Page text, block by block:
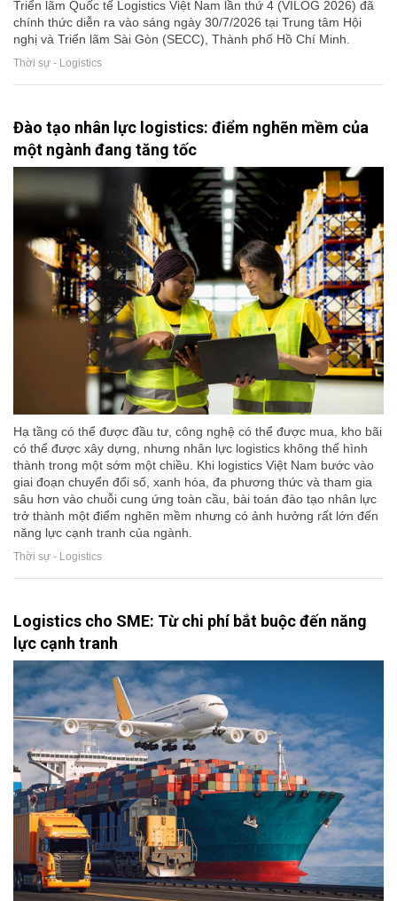
Triển lãm Quốc tế Logistics Việt Nam lần thứ 4 (VILOG 2026) đã
chính thức diễn ra vào sáng ngày 30/7/2026 tại Trung tâm Hội
nghị và Triển lãm Sài Gòn (SECC), Thành phố Hồ Chí Minh.
Thời sự - Logistics
Đào tạo nhân lực logistics: điểm nghẽn mềm của
một ngành đang tăng tốc
Hạ tầng có thể được đầu tư, công nghệ có thể được mua, kho bãi
có thể được xây dựng, nhưng nhân lực logistics không thể hình
thành trong một sớm một chiều. Khi logistics Việt Nam bước vào
giai đoạn chuyển đổi số, xanh hóa, đa phương thức và tham gia
sâu hơn vào chuỗi cung ứng toàn cầu, bài toán đào tạo nhân lực
trở thành một điểm nghẽn mềm nhưng có ảnh hưởng rất lớn đến
năng lực cạnh tranh của ngành.
Thời sự - Logistics
Logistics cho SME: Từ chi phí bắt buộc đến năng
lực cạnh tranh